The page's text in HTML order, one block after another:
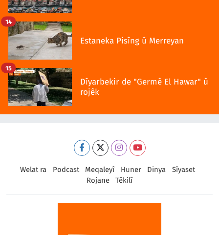
Estaneka Pisîng û Merreyan
14
Dîyarbekir de "Germê El Hawar" û
rojêk
15
Welat ra Podcast Meqaleyî Huner Dinya
Sîyaset
Rojane
Têkilî